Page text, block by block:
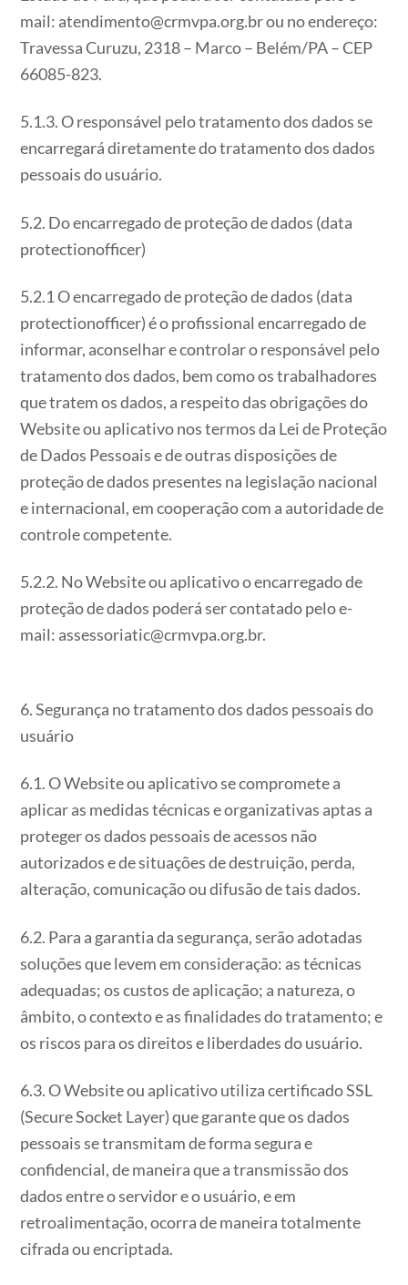
mail: atendimento@crmvpa.org.br ou no endereço:
Travessa Curuzu, 2318 – Marco – Belém/PA – CEP
66085-823.
5.1.3. O responsável pelo tratamento dos dados se
encarregará diretamente do tratamento dos dados
pessoais do usuário.
5.2. Do encarregado de proteção de dados (data
protectionofficer)
5.2.1 O encarregado de proteção de dados (data
protectionofficer) é o profissional encarregado de
informar, aconselhar e controlar o responsável pelo
tratamento dos dados, bem como os trabalhadores
que tratem os dados, a respeito das obrigações do
Website ou aplicativo nos termos da Lei de Proteção
de Dados Pessoais e de outras disposições de
proteção de dados presentes na legislação nacional
e internacional, em cooperação com a autoridade de
controle competente.
5.2.2. No Website ou aplicativo o encarregado de
proteção de dados poderá ser contatado pelo e-
mail: assessoriatic@crmvpa.org.br.
6. Segurança no tratamento dos dados pessoais do
usuário
6.1. O Website ou aplicativo se compromete a
aplicar as medidas técnicas e organizativas aptas a
proteger os dados pessoais de acessos não
autorizados e de situações de destruição, perda,
alteração, comunicação ou difusão de tais dados.
6.2. Para a garantia da segurança, serão adotadas
soluções que levem em consideração: as técnicas
adequadas; os custos de aplicação; a natureza, o
âmbito, o contexto e as finalidades do tratamento; e
os riscos para os direitos e liberdades do usuário.
6.3. O Website ou aplicativo utiliza certificado SSL
(Secure Socket Layer) que garante que os dados
pessoais se transmitam de forma segura e
confidencial, de maneira que a transmissão dos
dados entre o servidor e o usuário, e em
retroalimentação, ocorra de maneira totalmente
cifrada ou encriptada.